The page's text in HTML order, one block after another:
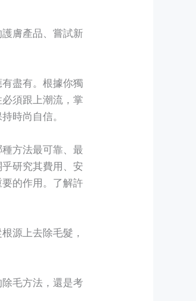
膚產品、嘗試新
盡有。根據你獨
須跟上潮流，掌
時尚自信。
方法最可靠、最
研究其費用、安
的作用。了解許
源上去除毛髮，
毛方法，還是考